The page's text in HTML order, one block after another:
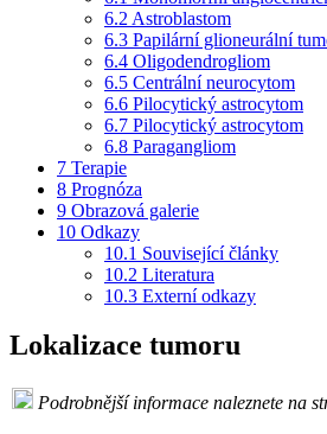
6.2 Astroblastom
6.3 Papilární glioneurální
6.4 Oligodendrogliom
6.5 Centrální neurocytom
6.6 Pilocytický astrocytom
6.7 Pilocytický astrocytom
6.8 Paragangliom
7 Terapie
8 Prognóza
9 Obrazová galerie
10 Odkazy
10.1 Související články
10.2 Literatura
10.3 Externí odkazy
Lokalizace tumoru
Podrobnější informace naleznete na